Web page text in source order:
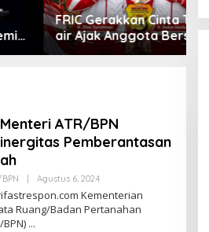
FRIC Gerakkan Cinta Tanah
air Ajak Anggota Bersama
Unsur TNI-Polri Pasang dan
ATR/BPN
Pemberantasan
Agustus 6, 2024Oleh
Admin
Kementerian
Ruang/Badan Pertanahan